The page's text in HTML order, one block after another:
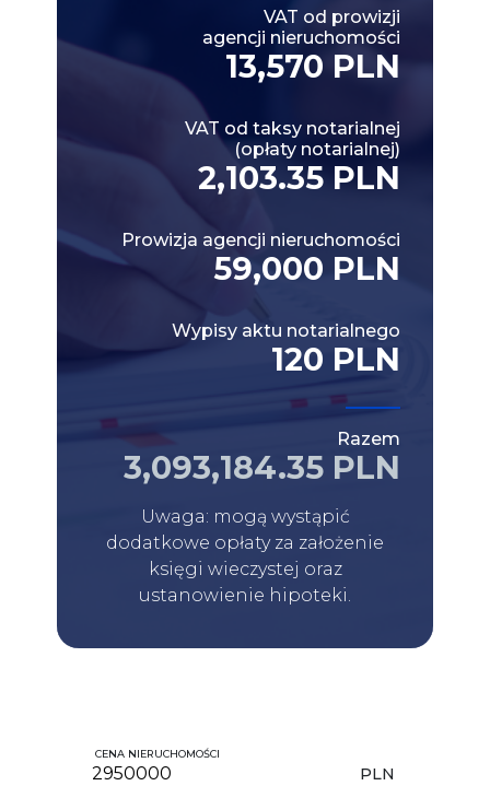
VAT od prowizji
agencji nieruchomości
13,570 PLN
VAT od taksy notarialnej
(opłaty notarialnej)
2,103.35 PLN
Prowizja agencji nieruchomości
59,000 PLN
Wypisy aktu notarialnego
120 PLN
Razem
3,093,184.35 PLN
Uwaga: mogą wystąpić
dodatkowe opłaty za założenie
księgi wieczystej oraz
ustanowienie hipoteki.
CENA NIERUCHOMOŚCI
PLN